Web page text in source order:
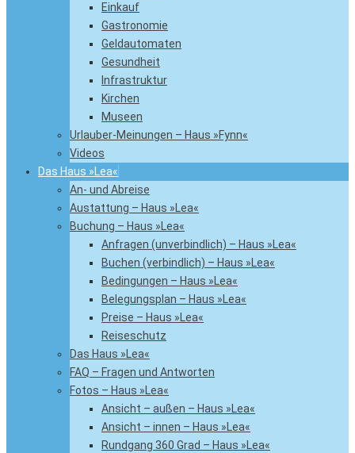
Einkauf
Gastronomie
Geldautomaten
Gesundheit
Infrastruktur
Kirchen
Museen
Urlauber-Meinungen – Haus »Fynn«
Videos
Das Haus »Lea«
An- und Abreise
Austattung – Haus »Lea«
Buchung – Haus »Lea«
Anfragen (unverbindlich) – Haus »Lea«
Buchen (verbindlich) – Haus »Lea«
Bedingungen – Haus »Lea«
Belegungsplan – Haus »Lea«
Preise – Haus »Lea«
Reiseschutz
Das Haus »Lea«
FAQ – Fragen und Antworten
Fotos – Haus »Lea«
Ansicht – außen – Haus »Lea«
Ansicht – innen – Haus »Lea«
Rundgang 360 Grad – Haus »Lea«